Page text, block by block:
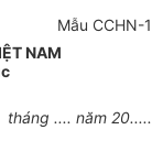
Mẫu CCHN-1
NAM
tháng .... năm 20.....